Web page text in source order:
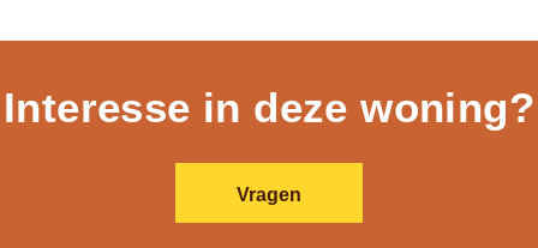
Interesse in deze woning?
Vragen